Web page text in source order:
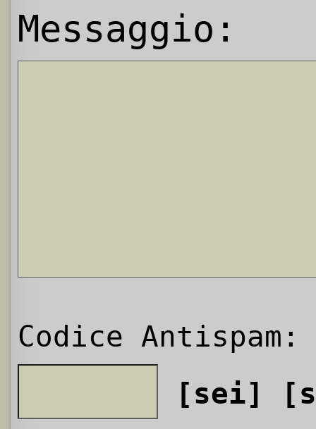
Messaggio:
Codice Antispam:
[sei]